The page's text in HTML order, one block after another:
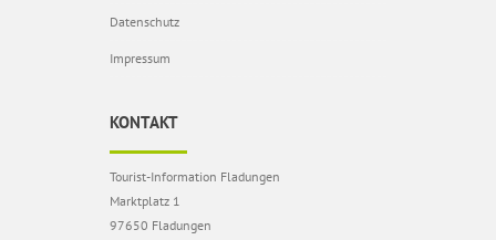
Datenschutz
Impressum
KONTAKT
Tourist-Information Fladungen
Marktplatz 1
97650 Fladungen